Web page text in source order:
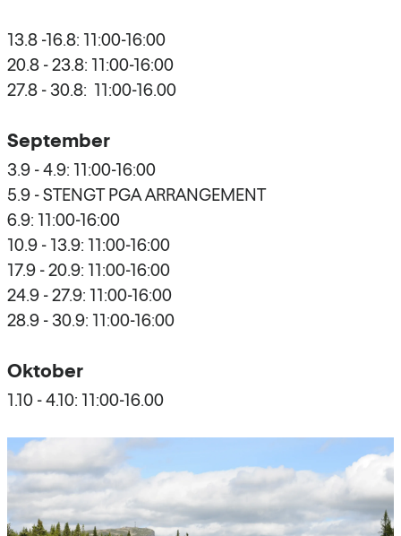
13.8 -16.8: 11:00-16:00
20.8 - 23.8: 11:00-16:00
27.8 - 30.8: 11:00-16.00
September
3.9 - 4.9: 11:00-16:00
5.9 - STENGT PGA ARRANGEMENT
6.9: 11:00-16:00
10.9 - 13.9: 11:00-16:00
17.9 - 20.9: 11:00-16:00
24.9 - 27.9: 11:00-16:00
28.9 - 30.9: 11:00-16:00
Oktober
1.10 - 4.10: 11:00-16.00